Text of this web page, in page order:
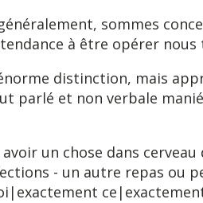
sommes
à être opérer nous
distinction, mais
parlé et non verbale
un chose dans
- un autre repas ou